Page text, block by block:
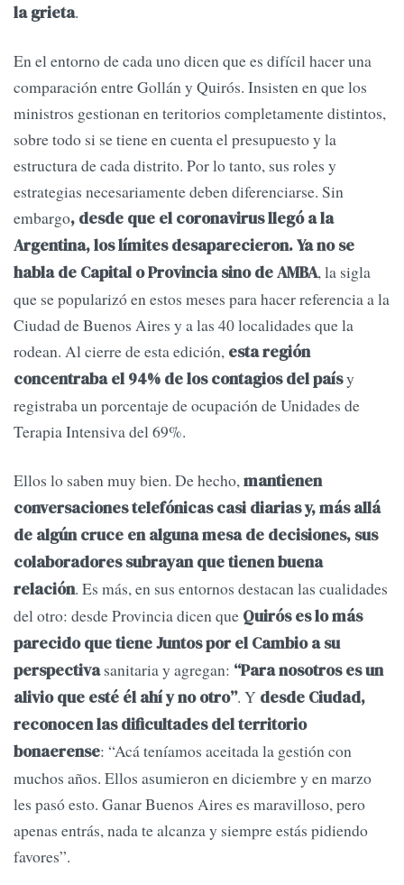
la grieta.
En el entorno de cada uno dicen que es difícil hacer una
comparación entre Gollán y Quirós. Insisten en que los
ministros gestionan en teritorios completamente distintos,
sobre todo si se tiene en cuenta el presupuesto y la
estructura de cada distrito. Por lo tanto, sus roles y
estrategias necesariamente deben diferenciarse. Sin
embargo, desde que el coronavirus llegó a la
Argentina, los límites desaparecieron. Ya no se
habla de Capital o Provincia sino de AMBA, la sigla
que se popularizó en estos meses para hacer referencia a la
Ciudad de Buenos Aires y a las 40 localidades que la
rodean. Al cierre de esta edición, esta región
concentraba el 94% de los contagios del paísy
registraba un porcentaje de ocupación de Unidades de
Terapia Intensiva del 69%.
Ellos lo saben muy bien. De hecho,mantienen
conversaciones telefónicas casi diarias y, más allá
de algún cruce en alguna mesa de decisiones, sus
colaboradores subrayan que tienen buena
relación. Es más, en sus entornos destacan las cualidades
del otro: desde Provincia dicen que Quirós es lo más
parecido que tiene Juntos por el Cambio a su
perspectivasanitaria y agregan: “Para nosotros es un
alivio que esté él ahí y no otro”. Y desde Ciudad,
reconocen las dificultades del territorio
bonaerense: “Acá teníamos aceitada la gestión con
muchos años. Ellos asumieron en diciembre y en marzo
les pasó esto. Ganar Buenos Aires es maravilloso, pero
apenas entrás, nada te alcanza y siempre estás pidiendo
favores”.